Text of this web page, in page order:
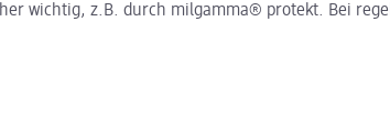
wichtig, z.B. durch milgamma® protekt. Bei